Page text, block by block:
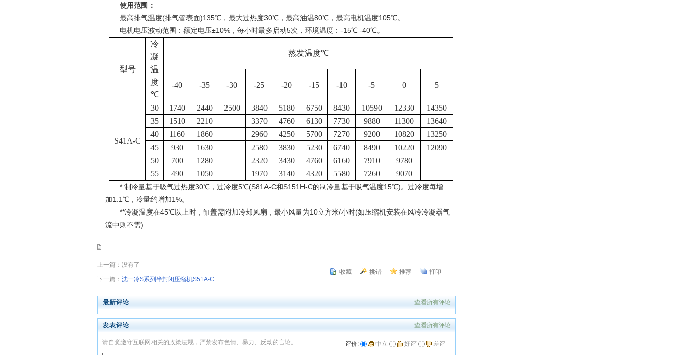
使用范围：
最高排气温度(排气管表面)135℃，最大过热度30℃，最高油温80℃，最高电机温度105℃。
电机电压波动范围：额定电压±10%，每小时最多启动5次，环境温度：-15℃ -40℃。
型号
冷
凝
温
度
℃
蒸发温度℃
-40 -35 -30 -25 -20 -15 -10 -5 0 5
S41A-C
30 1740 2440 2500 3840 5180 6750 8430 10590 12330
14350
35
1510 2210 3370 4760 6130 7730 9880 11300
13640
40
1160 1860 2960 4250 5700 7270 9200 10820
13250
45
930 1630 2580 3830 5230 6740 8490 10220
12090
50
700 1280 2320 3430 4760 6160 7910
9780
55
490 1050 1970 3140 4320 5580 7260 9070
* 制冷量基于吸气过热度30℃，过冷度5℃(S81A-C和S151H-C的制冷量基于吸气温度15℃)。过冷度每增
加1.1℃，冷量约增加1%。
**冷凝温度在45℃以上时，缸盖需附加冷却风扇，最小风量为10立方米/小时(如压缩机安装在风冷冷凝器气
流中则不需)
上一篇：没有了
下一篇： 沈一冷S系列半封闭压缩机S51A-C
收藏 挑错 推荐 打印
最新评论 查看所有评论
发表评论 查看所有评论
请自觉遵守互联网相关的政策法规，严禁发布色情、暴力、反动的言论。 评价: 中立 好评 差评